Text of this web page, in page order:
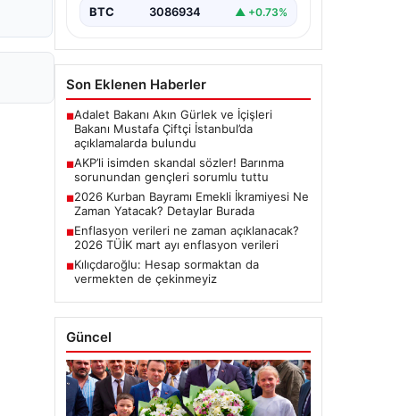
BTC 3086934 ▲ +0.73%
Son Eklenen Haberler
■Adalet Bakanı Akın Gürlek ve İçişleri
Bakanı Mustafa Çiftçi İstanbul’da
açıklamalarda bulundu
■AKP’li isimden skandal sözler! Barınma
sorunundan gençleri sorumlu tuttu
■2026 Kurban Bayramı Emekli İkramiyesi Ne
Zaman Yatacak? Detaylar Burada
■Enflasyon verileri ne zaman açıklanacak?
2026 TÜİK mart ayı enflasyon verileri
■Kılıçdaroğlu: Hesap sormaktan da
vermekten de çekinmeyiz
Güncel